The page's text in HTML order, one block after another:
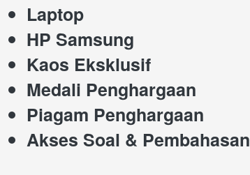
Laptop
HP Samsung
Kaos Eksklusif
Medali Penghargaan
Piagam Penghargaan
Akses Soal & Pembahasan